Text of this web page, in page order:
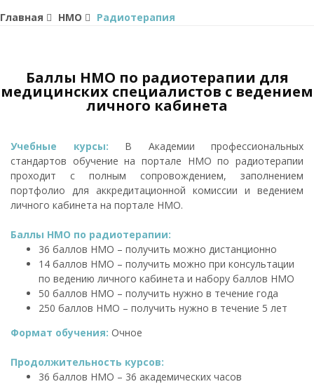
Главная НМО Радиотерапия
Баллы НМО по радиотерапии для
медицинских специалистов с ведением
личного кабинета
Учебные курсы: В Академии профессиональных
стандартов обучение на портале НМО по радиотерапии
проходит с полным сопровождением, заполнением
портфолио для аккредитационной комиссии и ведением
личного кабинета на портале НМО.
Баллы НМО по радиотерапии:
36 баллов НМО – получить можно дистанционно
14 баллов НМО – получить можно при консультации
по ведению личного кабинета и набору баллов НМО
50 баллов НМО – получить нужно в течение года
250 баллов НМО – получить нужно в течение 5 лет
Формат обучения: Очное
Продолжительность курсов:
36 баллов НМО – 36 академических часов